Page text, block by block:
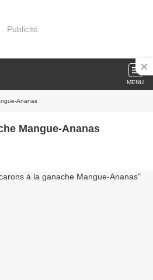
Publicité
MENU
Ananas
Mangue-Ananas